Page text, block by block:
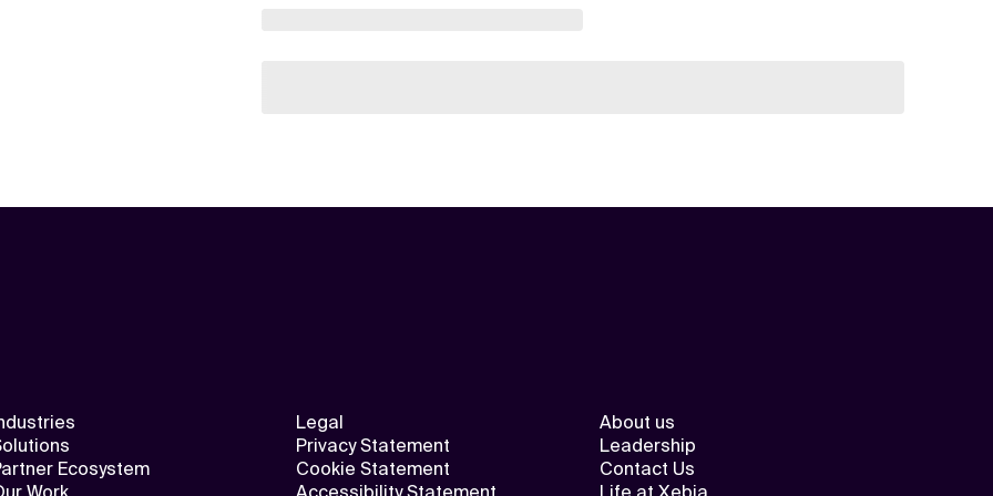
Ecosystem
Legal
Privacy Statement
Cookie Statement
About us
Leadership
Contact Us